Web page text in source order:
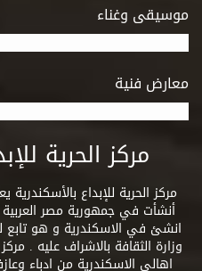
موسيقى وغناء
معارض فنية
مركز الحرية
مركز الحرية للإبداع بالأسكندرية
أنشأت في جمهورية مصر
انشئ في الاسكندرية و هو تابع
وزارة الثقافة بالاشراف عليه .
اهالي الاسكندرية من ادباء